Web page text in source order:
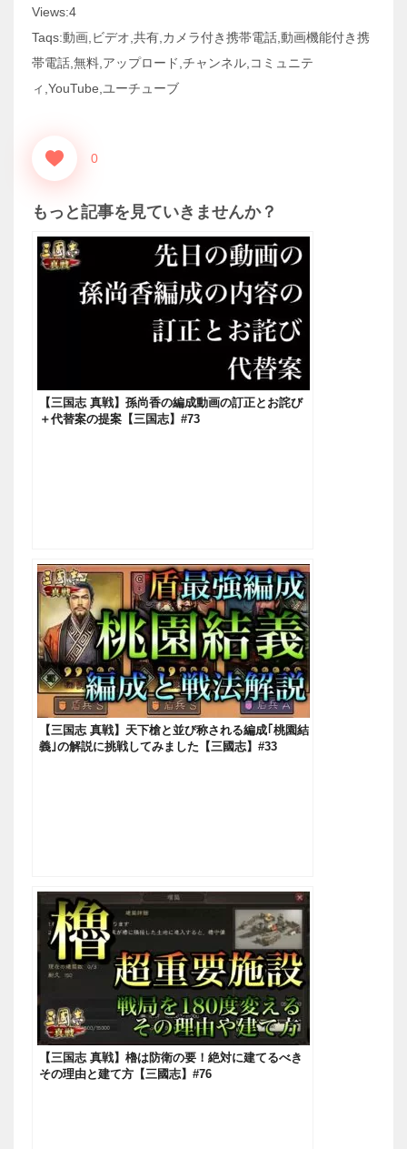
Views:4
Taqs:動画,ビデオ,共有,カメラ付き携帯電話,動画機能付き携
帯電話,無料,アップロード,チャンネル,コミュニテ
ィ,YouTube,ユーチューブ
0
もっと記事を見ていきませんか？
【三国志 真戦】孫尚香の編成動画の訂正とお詫び
＋代替案の提案【三国志】#73
【三国志 真戦】天下槍と並び称される編成｢桃園結
義｣の解説に挑戦してみました【三國志】#33
【三国志 真戦】櫓は防衛の要！絶対に建てるべき
その理由と建て方【三國志】#76